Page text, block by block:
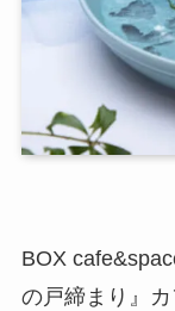
BOX
の戸締まり』